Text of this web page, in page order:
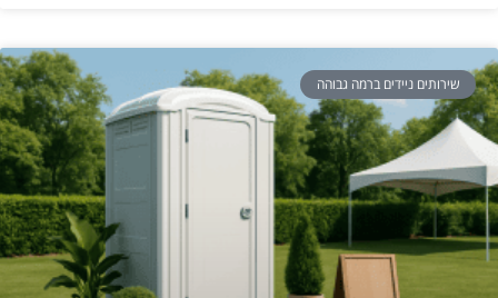
שירותים ניידים ברמה גבוהה